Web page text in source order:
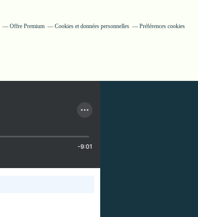
Offre Premium Cookies et données personnelles Préférences cookies
-9:01